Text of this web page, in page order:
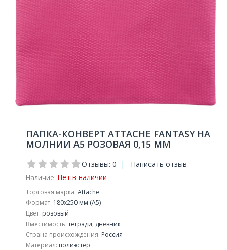
ПАПКА-КОНВЕРТ ATTACHE FANTASY НА
МОЛНИИ А5 РОЗОВАЯ 0,15 ММ
Отзывы: 0 | Написать отзыв
Наличие: Нет в наличии
Торговая марка: Attache
Формат: 180x250 мм (A5)
Цвет: розовый
Вместимость:тетради, дневник
Страна происхождения: Россия
Материал: полиэстер